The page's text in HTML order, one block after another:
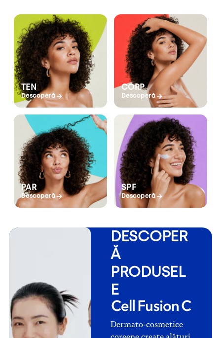
TEN
Descoperă
CORP
Descoperă
PAR
Descoperă
SPF
Descoperă
DESCOPER
Ă
PRODUSEL
E
Dermato-cosmetice